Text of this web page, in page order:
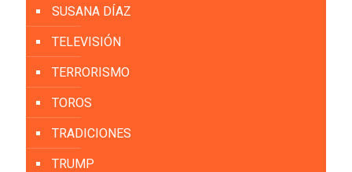
SUSANA DÍAZ
TELEVISIÓN
TERRORISMO
TOROS
TRADICIONES
TRUMP